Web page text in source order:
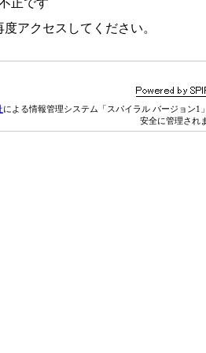
正です
アクセスしてください。
による情報管理システム「スパイラル バージョン1
安全に管理され